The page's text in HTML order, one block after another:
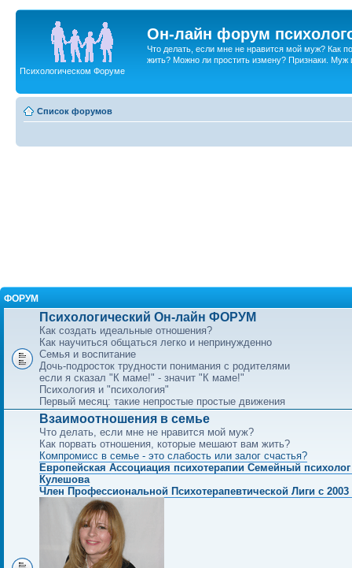
Он-лайн форум
Что делать, если мне не нравится мой муж? Как
жить? Можно ли простить измену? Признаки. Муж
Психологическом Форуме
Список форумов
ФОРУМ
Психологический Он-лайн ФОРУМ
Как создать идеальные отношения?
Как научиться общаться легко и непринужденно
Семья и воспитание
Дочь-подросток трудности понимания с родителями
если я сказал "К маме!" - значит "К маме!"
Психология и "психология"
Первый месяц: такие непростые простые движения
Взаимоотношения в семье
Что делать, если мне не нравится мой муж?
Как порвать отношения, которые мешают вам жить?
Компромисс в семье - это слабость или залог счастья?
Европейская Ассоциация психотерапии Семейный
Кулешова
Член Профессиональной Психотерапевтической Лиги с 2003